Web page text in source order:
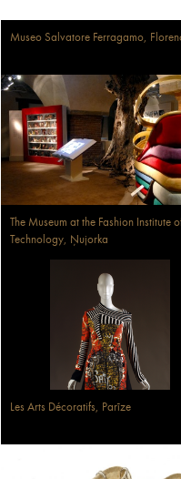
Museo Salvatore Ferragamo,
The Museum at the Fashion Institute
Technology, Ņujorka
Les Arts Décoratifs, Parīze